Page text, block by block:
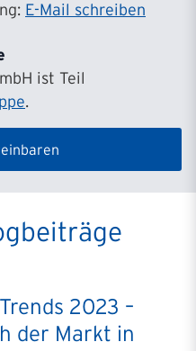
E-Mail schreiben
ist Teil
.
2023 –
der Markt in